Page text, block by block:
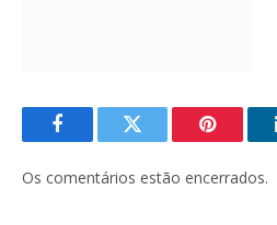
FacebookTwitter Pinterest
Os comentários estão encerrados.